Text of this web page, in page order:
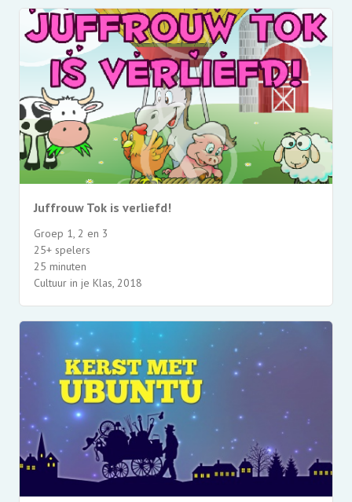
Juffrouw Tok is verliefd!
Groep 1, 2 en 3
25+ spelers
25 minuten
Cultuur in je Klas, 2018